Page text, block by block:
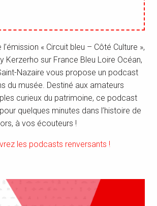
« Circuit bleu – Côté Culture »,
Kerzerho sur France Bleu Loire Océan,
Nazaire vous propose un podcast
du musée. Destiné aux amateurs
curieux du patrimoine, ce podcast
quelques minutes dans l’histoire de
à vos écouteurs !
les podcasts renversants !